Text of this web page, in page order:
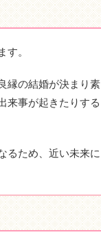
。
縁の結婚が決まり素
来事が起きたりする
るため、近い未来に